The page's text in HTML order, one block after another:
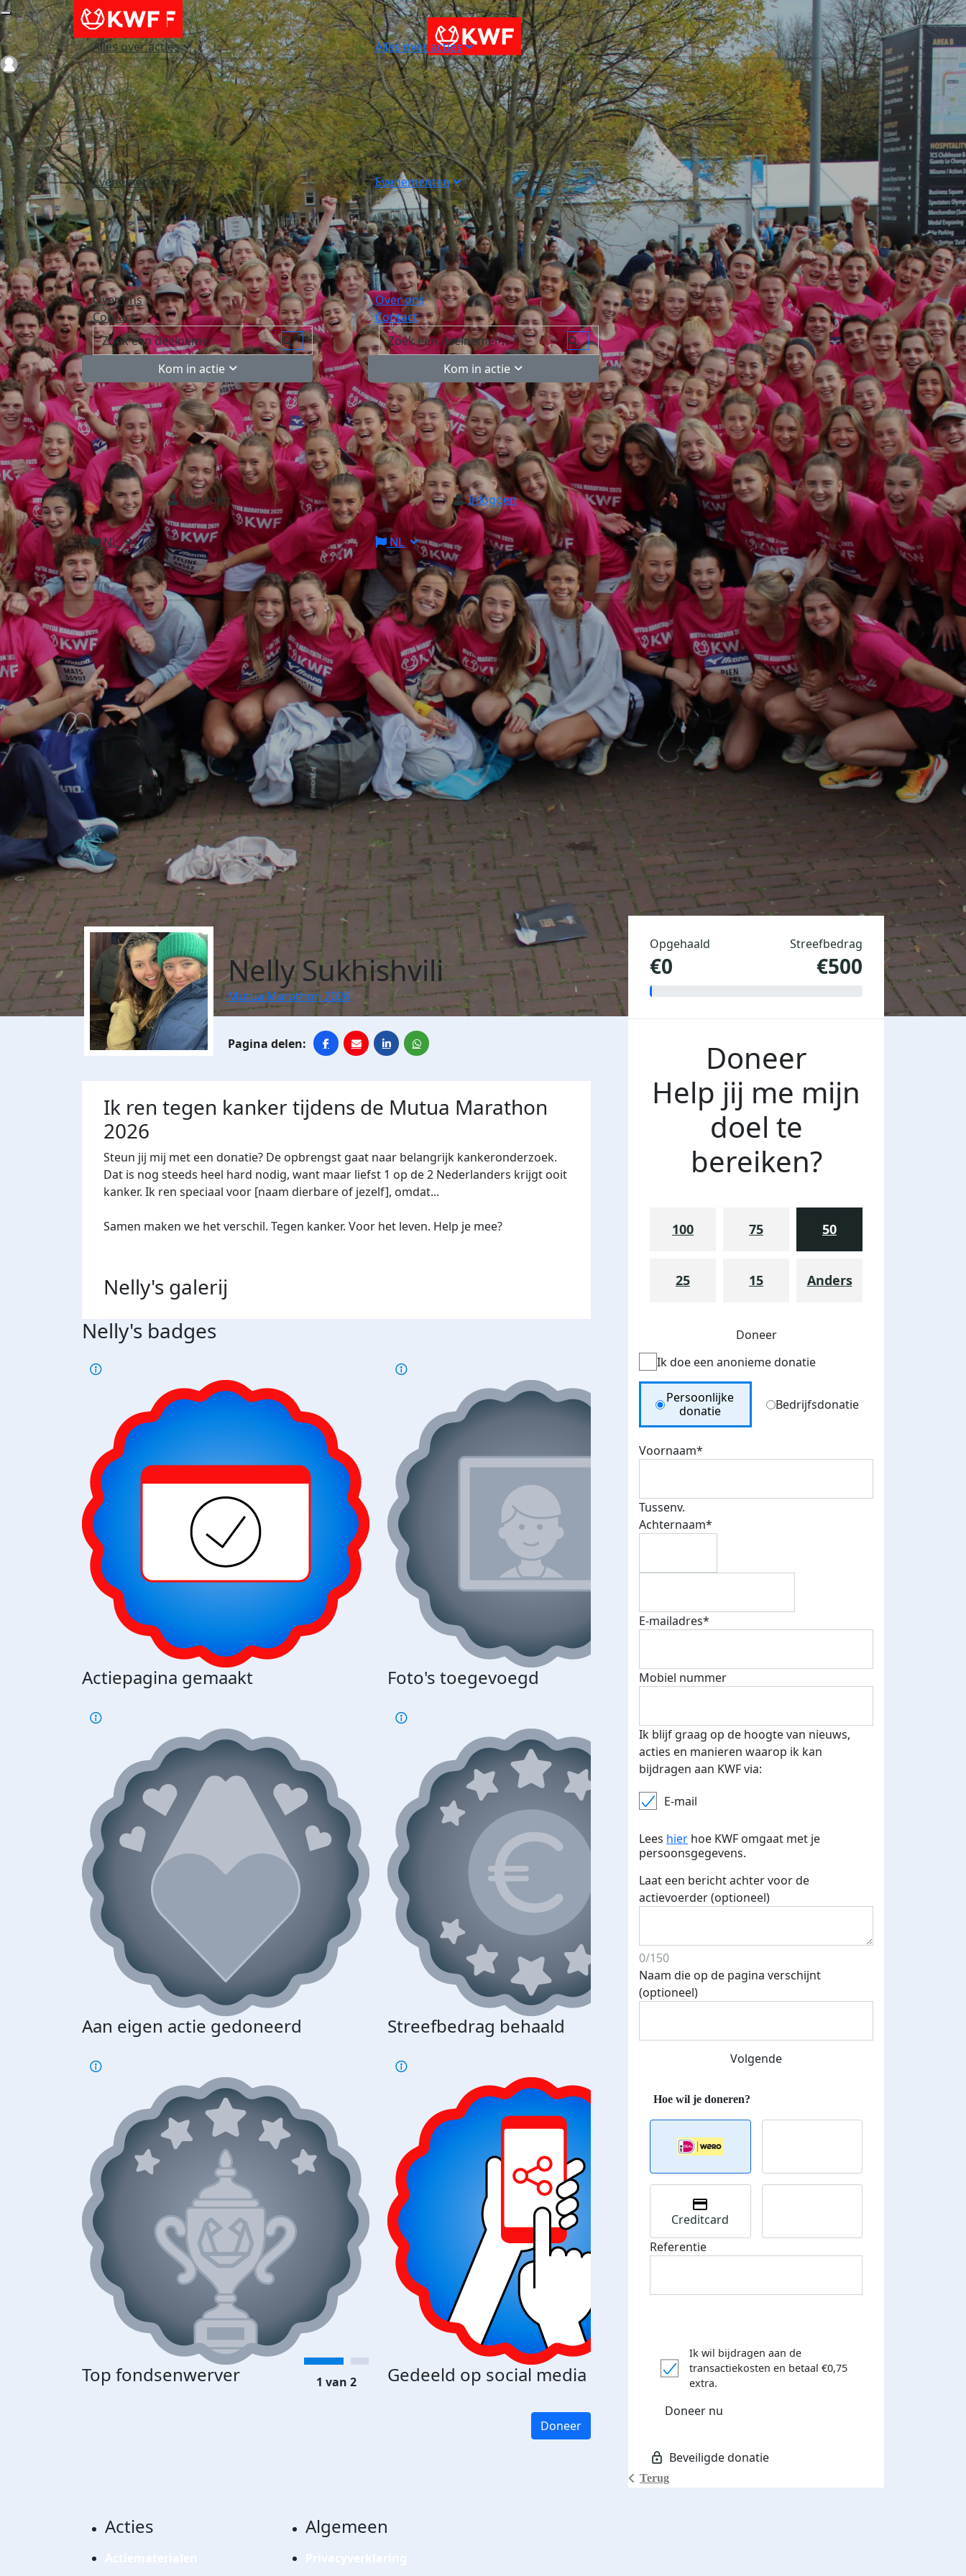
Alles over acties
Evenementen
Over ons
Contact
Kom in actie
Inloggen
NL
Alles over acties
Evenementen
Over ons
Contact
Kom in actie
Inloggen
NL
Login
Nelly Sukhishvili
Mutua Marathon 2026
Ik ren tegen kanker tijdens de Mutua Marathon
2026
Steun jij mij met een donatie? De opbrengst gaat naar belangrijk kankeronderzoek.
Dat is nog steeds heel hard nodig, want maar liefst 1 op de 2 Nederlanders krijgt ooit
kanker. Ik ren speciaal voor [naam dierbare of jezelf], omdat...
Samen maken we het verschil. Tegen kanker. Voor het leven. Help je mee?
Nelly's galerij
Nelly's badges
Actiepagina gemaakt Foto's toegevoegd E-mails verstuurd
Aan eigen actie gedoneerd Streefbedrag behaald
Top fondsenwerver Gedeeld op social media Donateurs bedankt
€500 euro opgehaald: t-shirt
1 van 2
Doneer
Opgehaald
€0
Streefbedrag
€500
Doneer
Help jij me mijn
doel te
bereiken?
100 75 50
25 15 Anders
Doneer
Ik doe een anonieme donatie
Donation Type
Persoonlijke
donatie
Bedrijfsdonatie
Voornaam*
Tussenv.
Achternaam*
E-mailadres*
Mobiel nummer
Ik blijf graag op de hoogte van nieuws,
acties en manieren waarop ik kan
bijdragen aan KWF via:
E-mail
Lees hier hoe KWF omgaat met je
persoonsgegevens.
Laat een bericht achter voor de
actievoerder (optioneel)
0/150
Naam die op de pagina verschijnt
(optioneel)
Volgende
Terug
Creditcard
Referentie
Ik wil bijdragen aan de
transactiekosten en betaal €0,75
extra.
Doneer nu
Acties Algemeen